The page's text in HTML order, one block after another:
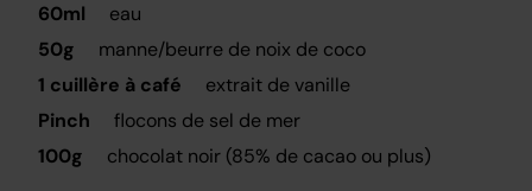
60ml
eau
50g
manne/beurre de noix de coco
1 cuillère à café
extrait de vanille
Pinch
flocons de sel de mer
100g
chocolat noir (85% de cacao ou plus)